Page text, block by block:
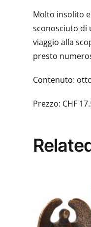
Molto insolito
sconosciuto di
viaggio alla
presto
Contenuto:
Prezzo: CHF